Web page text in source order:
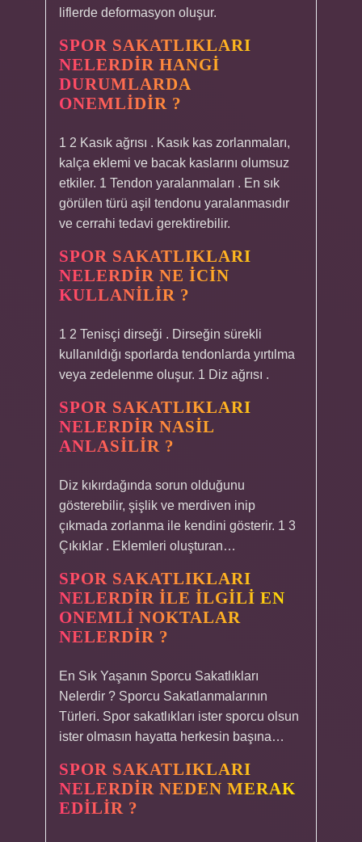
liflerde deformasyon oluşur.
SPOR SAKATLIKLARI
NELERDIR HANGI
DURUMLARDA
ONEMLIDIR ?
1 2 Kasık ağrısı . Kasık kas zorlanmaları,
kalça eklemi ve bacak kaslarını olumsuz
etkiler. 1 Tendon yaralanmaları . En sık
görülen türü aşil tendonu yaralanmasıdır
ve cerrahi tedavi gerektirebilir.
SPOR SAKATLIKLARI
NELERDIR NE ICIN
KULLANILIR ?
1 2 Tenisçi dirseği . Dirseğin sürekli
kullanıldığı sporlarda tendonlarda yırtılma
veya zedelenme oluşur. 1 Diz ağrısı .
SPOR SAKATLIKLARI
NELERDIR NASIL
ANLASILIR ?
Diz kıkırdağında sorun olduğunu
gösterebilir, şişlik ve merdiven inip
çıkmada zorlanma ile kendini gösterir. 1 3
Çıkıklar . Eklemleri oluşturan…
SPOR SAKATLIKLARI
NELERDIR ILE ILGILI EN
ONEMLI NOKTALAR
NELERDIR ?
En Sık Yaşanın Sporcu Sakatlıkları
Nelerdir ? Sporcu Sakatlanmalarının
Türleri. Spor sakatlıkları ister sporcu olsun
ister olmasın hayatta herkesin başına…
SPOR SAKATLIKLARI
NELERDIR NEDEN MERAK
EDILIR ?